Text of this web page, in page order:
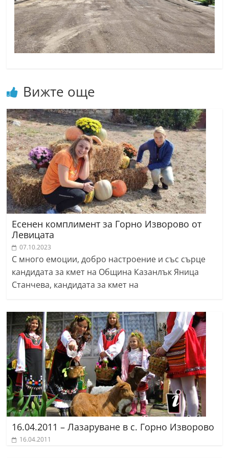
Вижте още
Есенен комплимент за Горно Изворово от
Левицата
07.10.2023
С много емоции, добро настроение и със сърце
кандидата за кмет на Община Казанлък Яница
Станчева, кандидата за кмет на
16.04.2011 – Лазаруване в с. Горно Изворово
16.04.2011